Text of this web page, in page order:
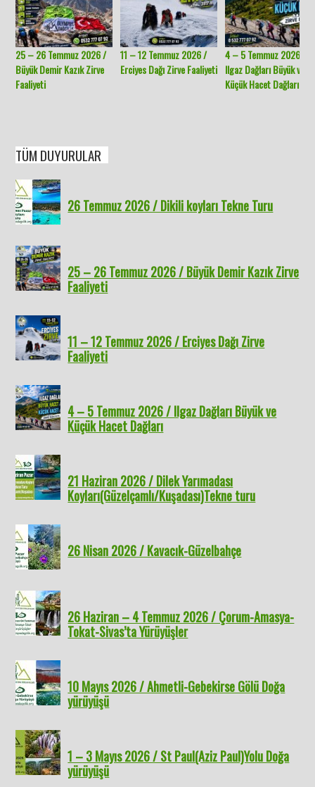
25 – 26 Temmuz 2026 /
Büyük Demir Kazık Zirve
Faaliyeti
11 – 12 Temmuz 2026 /
Erciyes Dağı Zirve Faaliyeti
4 – 5 Temmuz 2026 /
Ilgaz Dağları Büyük ve
Küçük Hacet Dağları
TÜM DUYURULAR
26 Temmuz 2026 / Dikili koyları Tekne Turu
25 – 26 Temmuz 2026 / Büyük Demir Kazık Zirve
Faaliyeti
11 – 12 Temmuz 2026 / Erciyes Dağı Zirve
Faaliyeti
4 – 5 Temmuz 2026 / Ilgaz Dağları Büyük ve
Küçük Hacet Dağları
21 Haziran 2026 / Dilek Yarımadası
Koyları(Güzelçamlı/Kuşadası)Tekne turu
26 Nisan 2026 / Kavacık-Güzelbahçe
26 Haziran – 4 Temmuz 2026 / Çorum-Amasya-
Tokat-Sivas’ta Yürüyüşler
10 Mayıs 2026 / Ahmetli-Gebekirse Gölü Doğa
yürüyüşü
1 – 3 Mayıs 2026 / St Paul(Aziz Paul)Yolu Doğa
yürüyüşü